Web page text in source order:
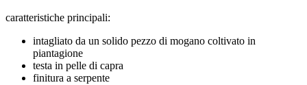
caratteristiche principali:
intagliato da un solido pezzo di mogano coltivato in
piantagione
testa in pelle di capra
finitura a serpente